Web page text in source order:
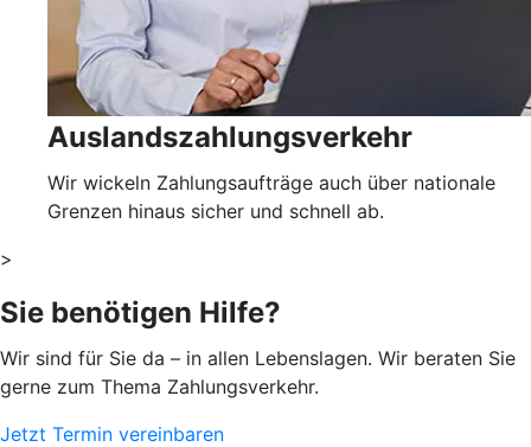
Auslandszahlungsverkehr
Wir wickeln Zahlungsaufträge auch über nationale
Grenzen hinaus sicher und schnell ab.
>
Sie benötigen Hilfe?
Wir sind für Sie da – in allen Lebenslagen. Wir beraten Sie
gerne zum Thema Zahlungsverkehr.
Jetzt Termin vereinbaren